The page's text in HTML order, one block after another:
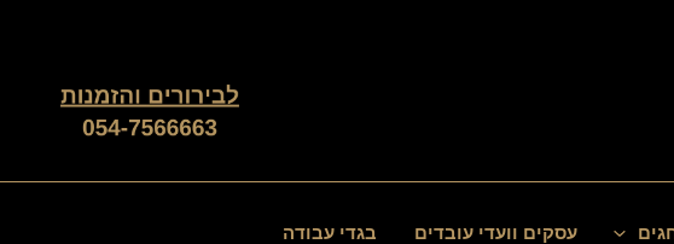
עסקים וועדי עובדים בגדי עבודה